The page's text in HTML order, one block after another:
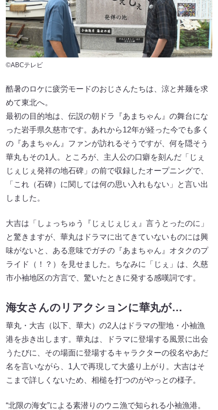
©ABCテレビ
酷暑のロケに疲労モードのおじさんたちは、涼と丼麺を求
めて東北へ。
最初の目的地は、伝説の朝ドラ『あまちゃん』の舞台にな
った岩手県久慈市です。あれから12年が経った今でも多く
の『あまちゃん』ファンが訪れるそうですが、何を隠そう
華丸もその1人。ところが、主人公の口癖を刻んだ「じぇ
じぇじぇ発祥の地石碑」の前で収録したオープニングで、
「これ（石碑）に関しては何の思い入れもない」と言い出
しました。
大吉は「しょっちゅう『じぇじぇじぇ』言うとったのに」
と驚きますが、華丸はドラマに出てきていないものには興
味がないと、ある意味でガチの『あまちゃん』オタクのプ
ライド（！？）を見せました。ちなみに「じぇ」は、久慈
市小袖地区の方言で、驚いたときに発する感嘆詞です。
海女さんのリアクションに華丸が…
華丸・大吉（以下、華大）の2人はドラマの聖地・小袖漁
港を歩き出します。華丸は、ドラマに登場する風景に出会
うたびに、その場面に登場するキャラクターの役名やあだ
名を言いながら、1人で再現して大盛り上がり。大吉はそ
こまで詳しくないため、相槌を打つのがやっとの様子。
“北限の海女”による素潜りのウニ漁で知られる小袖漁港。